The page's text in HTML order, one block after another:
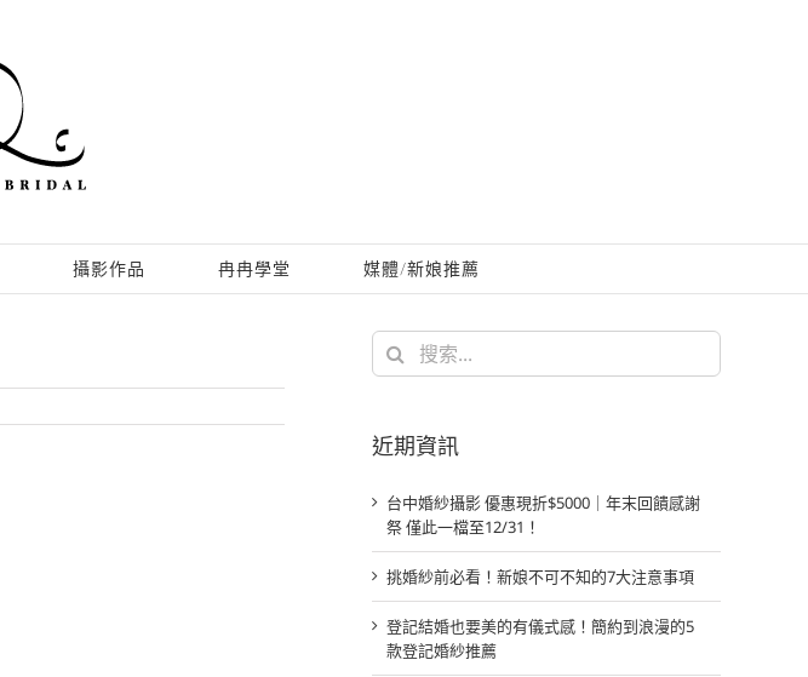
攝影作品 冉冉學堂 媒體/新娘推薦
搜
近期資訊
台中婚紗攝影 優惠現折$5000｜年末回饋感謝
祭 僅此一檔至12/31！
挑婚紗前必看！新娘不可不知的7大注意事項
登記結婚也要美的有儀式感！簡約到浪漫的5
款登記婚紗推薦